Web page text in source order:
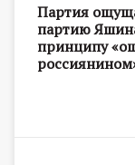
Партия
партию
принципу